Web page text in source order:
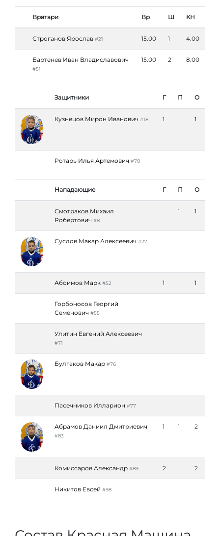
Вратари Вр Ш КН
Строганов Ярослав #21 15.00 1 4.00
Бартенев Иван Владиславович
#51
15.00 2 8.00
Защитники Г П О
Кузнецов Мирон Иванович #18 1 1
Ротарь Илья Артемович #70
Нападающие Г П О
Смотраков Михаил
Робертович #8
1 1
Суслов Макар Алексеевич #27
Абоимов Марк #52 1 1
Горбоносов Георгий
Семёнович #55
Улитин Евгений Алексеевич
#71
Булгаков Макар #76
Пасечников Илларион #77
Абрамов Даниил Дмитриевич
#83
1 1 2
Комиссаров Александр #89 2 2
Никитов Евсей #98